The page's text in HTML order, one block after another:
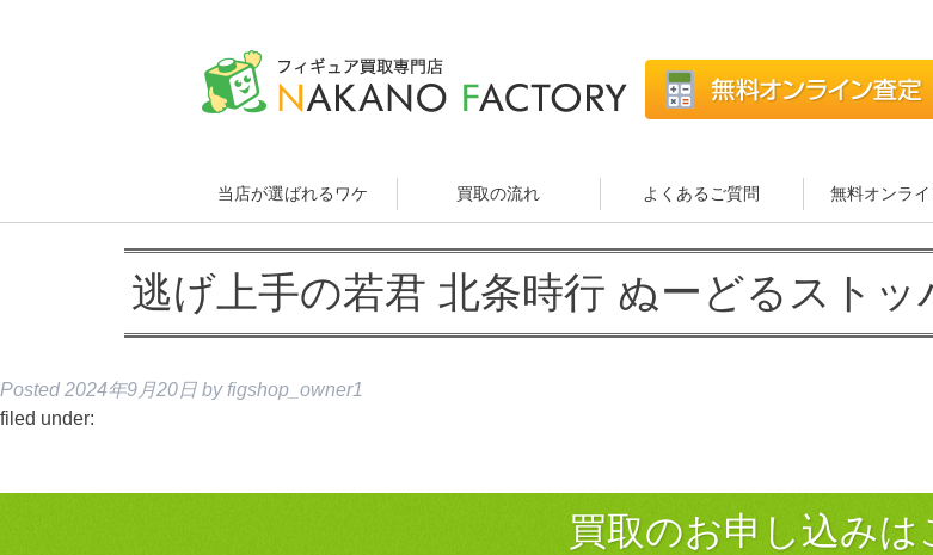
当店が選ばれるワケ 買取の流れ よくあるご質問 無料オンラ
逃げ上手の若君 北条時行 ぬーどるストッ
Posted 2024年9月20日 by figshop_owner1
filed under:
買取のお申し込みは